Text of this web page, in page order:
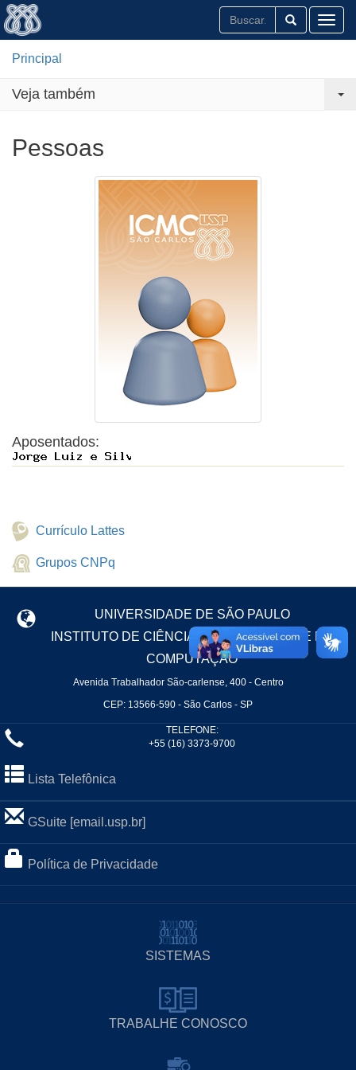
Principal
Veja também
Pessoas
Aposentados:
Currículo Lattes
Grupos CNPq
UNIVERSIDADE DE SÃO PAULO
INSTITUTO DE CIÊNCIAS MATEMÁTICAS E DE
COMPUTAÇÃO
Avenida Trabalhador São-carlense, 400 - Centro
CEP: 13566-590 - São Carlos - SP
TELEFONE:
+55 (16) 3373-9700
Lista Telefônica
GSuite [email.usp.br]
Política de Privacidade
SISTEMAS
TRABALHE CONOSCO